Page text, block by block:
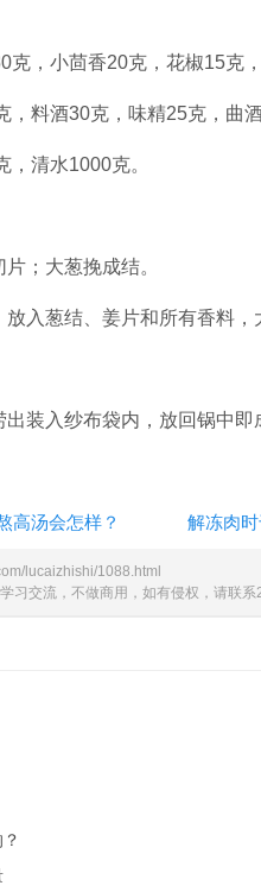
，小茴香20克，花椒15克
料酒30克，味精25克，曲
清水1000克。
；大葱挽成结。
入葱结、姜片和所有香料，
装入纱布袋内，放回锅中即
高汤会怎样？ 解冻肉
lucaizhishi/1088.html
习交流，不做商用，如有侵权，请联系